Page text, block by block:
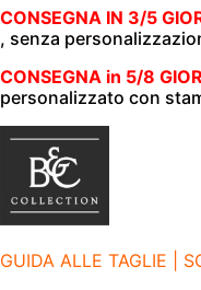
|
#190
100%
COTONE
|
185
GR/M2
BCTW04T
RADIANT
PURPLE
quantità
CONSEGNA IN 3/5
, senza
CONSEGNA in 5/8
personalizzato con
GUIDA ALLE TAGLIE |